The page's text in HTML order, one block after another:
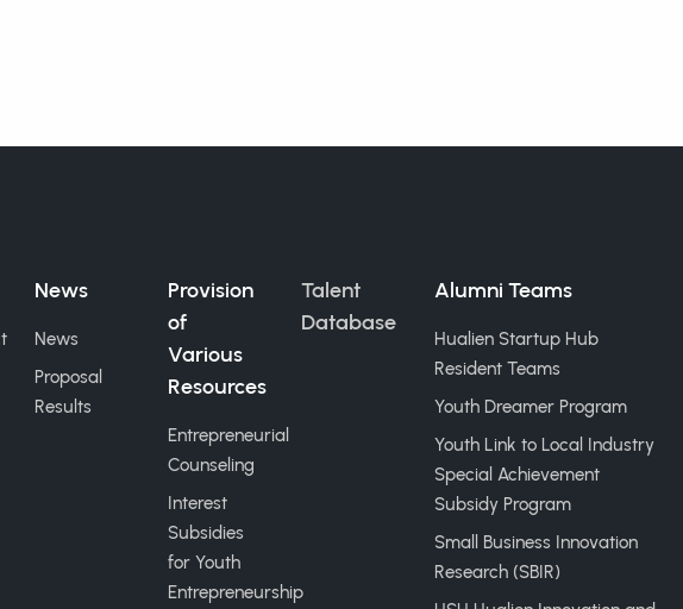
News
News
Proposal
Results
Provision
of
Various
Resources
Entrepreneurial
Counseling
Interest
Subsidies
for Youth
Entrepreneurship
Talent
Database
Alumni Teams
Hualien Startup Hub
Resident Teams
Youth Dreamer Program
Youth Link to Local Industry
Special Achievement
Subsidy Program
Small Business Innovation
Research (SBIR)